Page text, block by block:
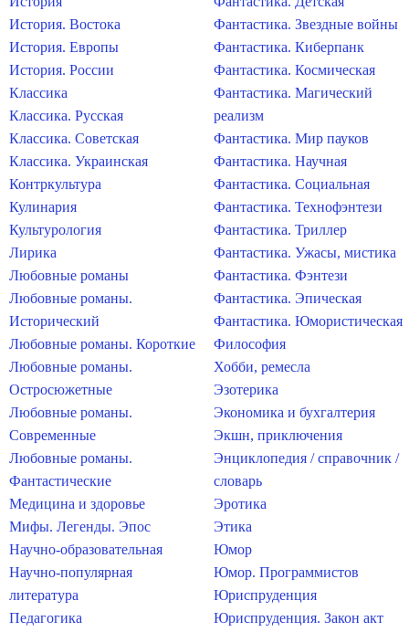
История. Востока
История. Европы
История. России
Классика
Классика. Русская
Классика. Советская
Классика. Украинская
Контркультура
Кулинария
Культурология
Лирика
Любовные романы
Любовные романы.
Исторический
Любовные романы. Короткие
Любовные романы.
Остросюжетные
Любовные романы.
Современные
Любовные романы.
Фантастические
Медицина и здоровье
Мифы. Легенды. Эпос
Научно-образовательная
Научно-популярная
литература
Педагогика
Фантастика. Звездные войны
Фантастика. Киберпанк
Фантастика. Космическая
Фантастика. Магический
реализм
Фантастика. Мир пауков
Фантастика. Научная
Фантастика. Социальная
Фантастика. Технофэнтези
Фантастика. Триллер
Фантастика. Ужасы, мистика
Фантастика. Фэнтези
Фантастика. Эпическая
Фантастика. Юмористическая
Философия
Хобби, ремесла
Эзотерика
Экономика и бухгалтерия
Экшн, приключения
Энциклопедия / справочник /
словарь
Эротика
Этика
Юмор
Юмор. Программистов
Юриспруденция
Юриспруденция. Закон акт